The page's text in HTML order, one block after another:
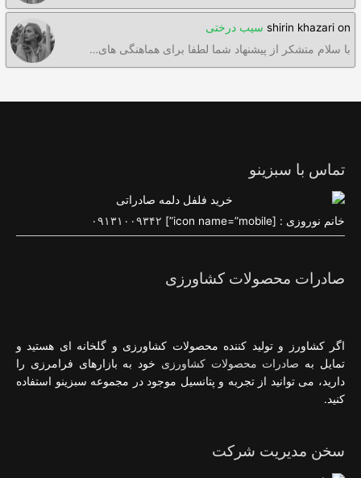
shirin khazari on
سیب درختی
با سلام متشکر از پیشنهاد شما لطفا برای هماهنگی های…
تماس با سبزینو
خانم نوروزی : [icon name=”mobile”] ۰۹۱۳۱۰۰۹۳۴۲
صادرات محصولات کشاورزی
اگر کشاورز و تولید کننده محصولات کشاورزی و گلخانه ای هستید و
تمایل به صادرات محصولات کشاورزی خود به بازارهای فرامرزی را
دارید، می توانید از تجربه و پتانسیل موجود در مجموعه سبزینو استفاده
کنید.
سخن مدیریت شرکت